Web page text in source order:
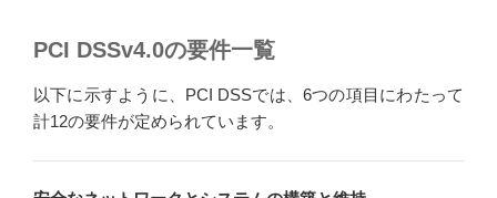
PCI DSSv4.0の要件一覧
以下に示すように、PCI DSSでは、6つの項目にわたって
計12の要件が定められています。